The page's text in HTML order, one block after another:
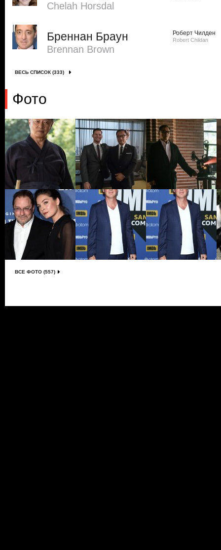
Chelah Horsdal
Бреннан Браун
Brennan Brown
Роберт Чилден
Robert Childan
ВЕСЬ СПИСОК (333)
Фото
ВСЕ ФОТО (557)